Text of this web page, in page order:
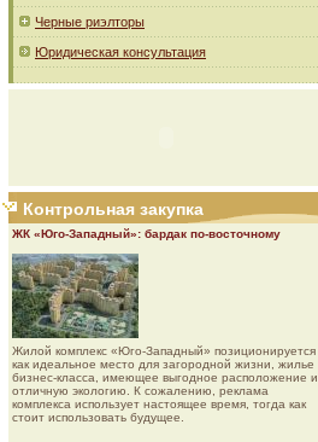
Черные риэлторы
Юридическая консультация
Контрольная закупка
ЖК «Юго-Западный»: бардак по-восточному
Жилой комплекс «Юго-Западный» позиционируется
как идеальное место для загородной жизни, жилье
бизнес-класса, имеющее выгодное расположение и
отличную экологию. К сожалению, реклама
комплекса использует настоящее время, тогда как
стоит использовать будущее.